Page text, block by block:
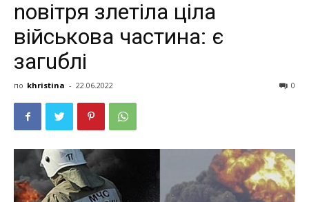
nовітря злeтілa ціла
військова частина: є
загuблi
по khristina - 22.06.2022 0